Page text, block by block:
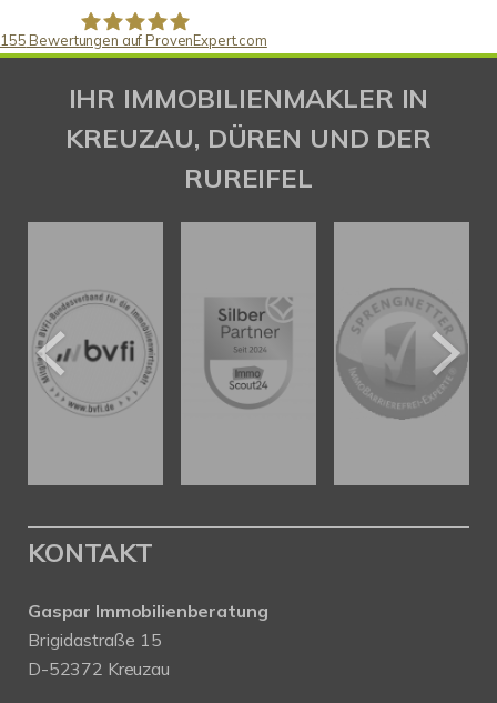
Gaspar Immobilienberatung
155 Bewertungen auf ProvenExpert.com
IHR IMMOBILIENMAKLER IN
KREUZAU, DÜREN UND DER
RUREIFEL
KONTAKT
Gaspar Immobilienberatung
Brigidastraße 15
D-52372 Kreuzau